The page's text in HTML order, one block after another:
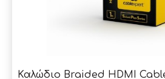
Καλώδιο Braided HDMI